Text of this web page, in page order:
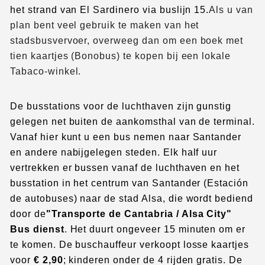
het strand van El Sardinero via buslijn 15.Als u van
plan bent veel gebruik te maken van het
stadsbusvervoer, overweeg dan om een boek met
tien kaartjes (Bonobus) te kopen bij een lokale
Tabaco-winkel.
De busstations voor de luchthaven zijn gunstig
gelegen net buiten de aankomsthal van de terminal.
Vanaf hier kunt u een bus nemen naar Santander
en andere nabijgelegen steden. Elk half uur
vertrekken er bussen vanaf de luchthaven en het
busstation in het centrum van Santander (Estación
de autobuses) naar de stad Alsa, die wordt bediend
door de"Transporte de Cantabria / Alsa City"
Bus dienst. Het duurt ongeveer 15 minuten om er
te komen. De buschauffeur verkoopt losse kaartjes
voor € 2,90; kinderen onder de 4 rijden gratis. De